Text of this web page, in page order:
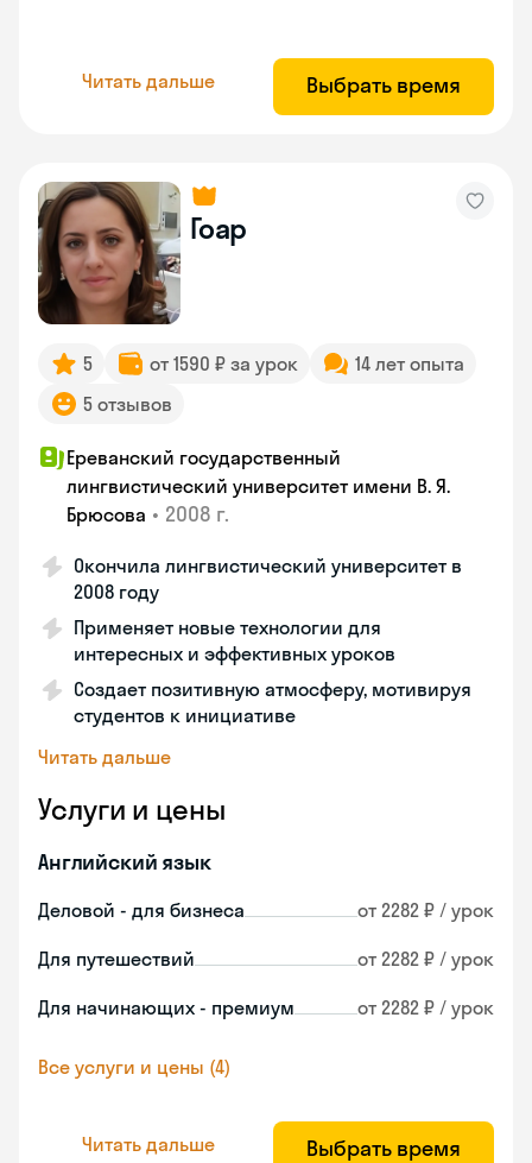
Читать дальше Выбрать время
Гоар
5 от 1590 ₽ за урок
14 лет опыта
5 отзывов
Ереванский государственный
лингвистический университет имени В. Я.
Брюсова • 2008 г.
Окончила лингвистический университет в
2008 году
Применяет новые технологии для
интересных и эффективных уроков
Создает позитивную атмосферу, мотивируя
студентов к инициативе
Читать дальше
Услуги и цены
Английский язык
Деловой - для бизнеса от 2282 ₽ / урок
Для путешествий от 2282 ₽ / урок
Для начинающих - премиум от 2282 ₽ / урок
Все услуги и цены (4)
Читать дальше Выбрать время